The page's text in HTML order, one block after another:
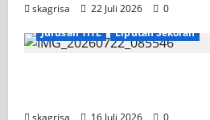
skagrisa 22 Juli 2026
0
Jurusan TITL
Liputan Sekolah
skagrisa 16 Juli 2026
0